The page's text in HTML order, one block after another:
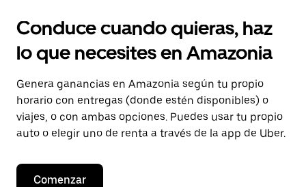
Conduce cuando quieras, haz
lo que necesites en Amazonia
Genera ganancias en Amazonia según tu propio
horario con entregas (donde estén disponibles) o
viajes, o con ambas opciones. Puedes usar tu propio
auto o elegir uno de renta a través de la app de Uber.
Comenzar